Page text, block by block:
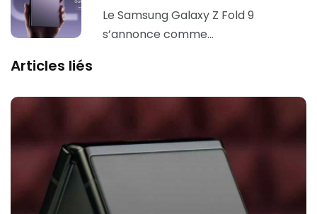
Le Samsung Galaxy Z Fold 9
s’annonce comme…
Articles liés